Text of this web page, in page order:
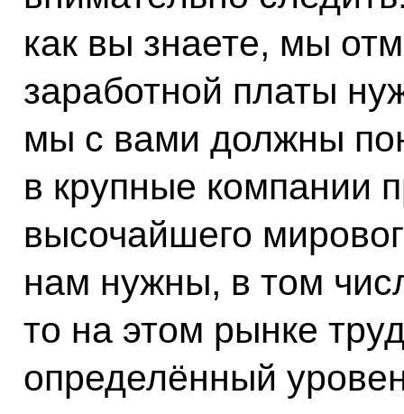
как вы знаете, мы
заработной платы
мы с вами должны
в крупные компании
высочайшего
нам нужны, в том
то на этом рынке
определённый